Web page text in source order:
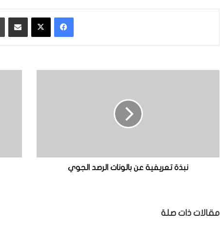
فيسبوك ‫X مشاركة عبر البريد
ف
ا
نبذة تعريفية عن بالونات الرصد الجوي
ف
مقالات ذات صلة